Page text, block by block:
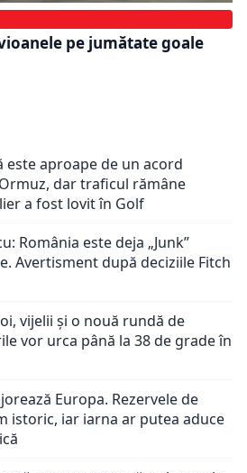
pe jumătate goale
este aproape de un acord
dar traficul rămâne
a fost lovit în Golf
România este deja „Junk”
Avertisment după deciziile Fitch
vijelii și o nouă rundă de
vor urca până la 38 de grade în
Europa. Rezervele de
istoric, iar iarna ar putea aduce